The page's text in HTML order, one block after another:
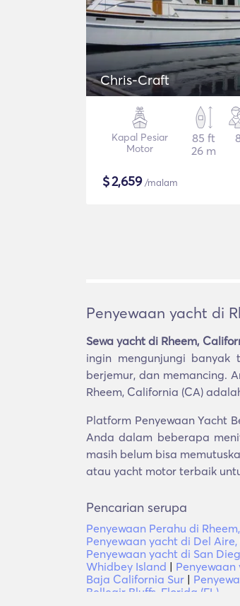
Chris-Craft
Kapal Pesiar
Motor
85 ft
26 m
$2,659/malam
Penyewaan yacht di
Sewa yacht di Rheem,
ingin mengunjungi
berjemur, dan memancing.
Rheem, California (CA)
Platform Penyewaan Yacht
Anda dalam beberapa
masih belum bisa
atau yacht motor terbaik
Pencarian serupa
Penyewaan Perahu di
Penyewaan yacht di Del
Penyewaan yacht di San
Whidbey Island |
Baja California Sur |
Belleair Bluffs, Florida (FL)